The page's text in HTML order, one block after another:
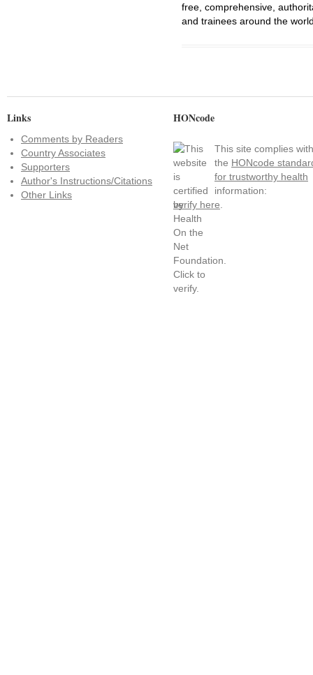
free, comprehensive,
and trainees around the
Links
Comments by Readers
Country Associates
Supporters
Author's Instructions/Citations
Other Links
HONcode
This site complies with
the HONcode
for trustworthy health
information:
verify here